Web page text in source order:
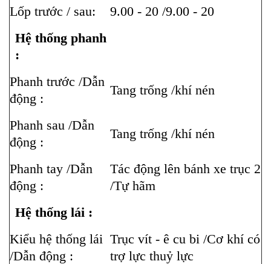
Lốp trước / sau:
9.00 - 20 /9.00 - 20
Hệ thống phanh
:
Phanh trước /Dẫn
động :
Tang trống /khí nén
Phanh sau /Dẫn
động :
Tang trống /khí nén
Phanh tay /Dẫn
động :
Tác động lên bánh xe trục 2
/Tự hãm
Hệ thống lái :
Kiểu hệ thống lái
/Dẫn động :
Trục vít - ê cu bi /Cơ khí có
trợ lực thuỷ lực